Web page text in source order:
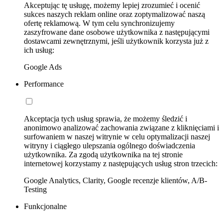
Akceptując tę usługę, możemy lepiej zrozumieć i ocenić
sukces naszych reklam online oraz zoptymalizować naszą
ofertę reklamową. W tym celu synchronizujemy
zaszyfrowane dane osobowe użytkownika z następującymi
dostawcami zewnętrznymi, jeśli użytkownik korzysta już z
ich usług:
Google Ads
Performance
Akceptacja tych usług sprawia, że możemy śledzić i
anonimowo analizować zachowania związane z kliknięciami i
surfowaniem w naszej witrynie w celu optymalizacji naszej
witryny i ciągłego ulepszania ogólnego doświadczenia
użytkownika. Za zgodą użytkownika na tej stronie
internetowej korzystamy z następujących usług stron trzecich:
Google Analytics, Clarity, Google recenzje klientów, A/B-
Testing
Funkcjonalne